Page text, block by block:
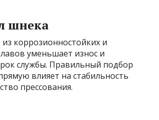
шнека
коррозионностойких и
уменьшает износ и
службы. Правильный подбор
влияет на стабильность
прессования.